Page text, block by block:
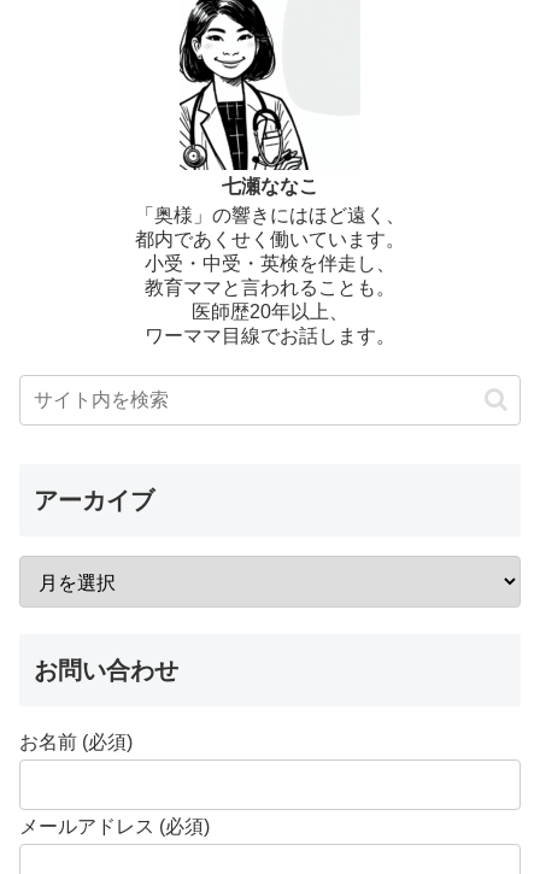
七瀬ななこ
「奥様」の響きにはほど遠く、
都内であくせく働いています。
小受・中受・英検を伴走し、
教育ママと言われることも。
医師歴20年以上、
ワーママ目線でお話します。
アーカイブ
お問い合わせ
お名前 (必須)
メールアドレス (必須)